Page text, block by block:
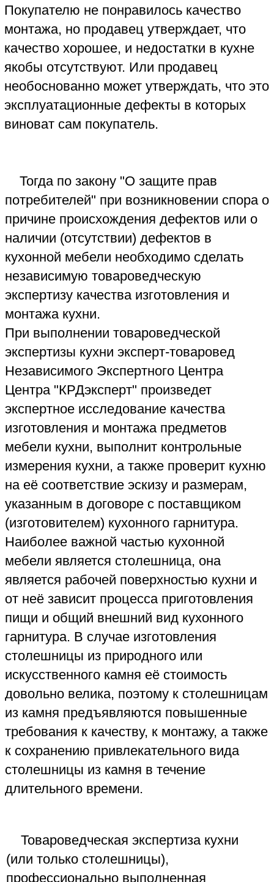
выполненную экспертом-товароведом
"КРДэксперт", следует приложить к
исковому заявлению в суд "О защите
прав потребителей".
ЧИТАТЬ
Решение суда в пользу Истца,
обоснованное судебной экспертизой
☎️
Whats
App
Telegram
✉️
© 2011 Независимый
Экспертный Центр
"КРДэксперт", Краснодар
ул. Ялтинская 36/Новгородская 2
Просьба перед приездом звонить
☎ +7-900-260-53-00
🏠 +7-900-260-65-00строй. отдел
Читать
Как заказать
экспертизу без
приезда в офис
Яндекс
✉️→krdexpert@gmail.com
2 ГИС Google
Как проехать, пройти?
↓ ЖМИТЕ ↓